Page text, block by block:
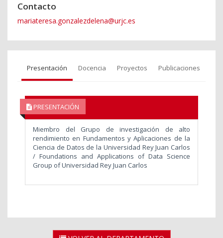
Contacto
mariateresa.gonzalezdelena@urjc.es
Presentación Docencia Proyectos Publicaciones
PRESENTACIÓN
Miembro del Grupo de investigación de alto
rendimiento en Fundamentos y Aplicaciones de la
Ciencia de Datos de la Universidad Rey Juan Carlos
/ Foundations and Applications of Data Science
Group of Universidad Rey Juan Carlos